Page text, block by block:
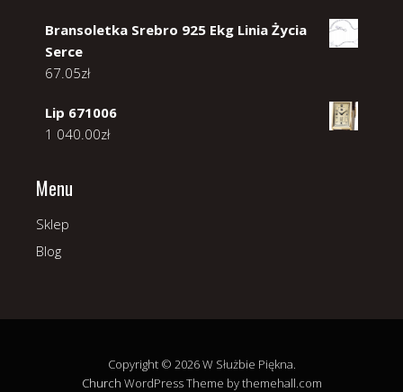
Bransoletka Srebro 925 Ekg Linia Życia
Serce
67.05zł
Lip 671006
1 040.00zł
Menu
Sklep
Blog
Copyright © 2026 W Służbie Piękna.
Church WordPress Theme by themehall.com